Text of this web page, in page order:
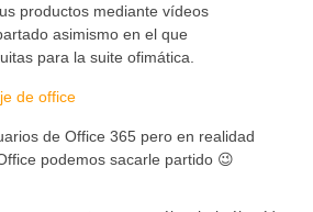
productos mediante vídeos
asimismo en el que
para la suite ofimática.
de Office 365 pero en realidad
podemos sacarle partido 😉